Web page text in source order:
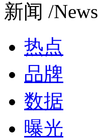
新闻 /News
热点
品牌
数据
曝光